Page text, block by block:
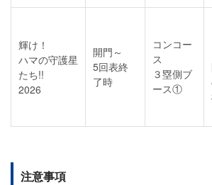
輝け！
ハマの守護星
たち!!
2026
開門～
5回表終
了時
コンコー
ス
３塁側ブ
ース①
注意事項